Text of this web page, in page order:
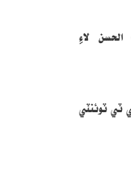
لاءِ
ٽي ٽوئنٽي